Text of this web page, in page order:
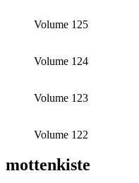
Volume 125
Volume 124
Volume 123
Volume 122
mottenkiste